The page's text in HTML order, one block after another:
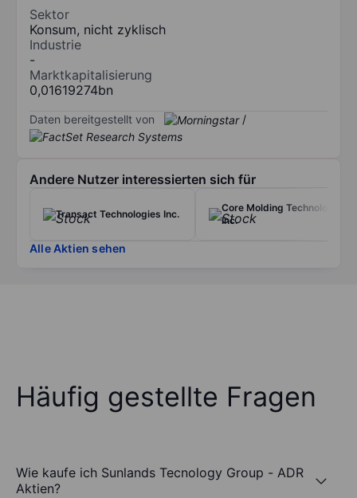
Sektor
Konsum, nicht zyklisch
Industrie
-
Marktkapitalisierung
0,01619274bn
Daten bereitgestellt von /
Andere Nutzer interessierten sich für
Transact Technologies Inc.
Core Molding Technologies
Inc.
Alle Aktien sehen
Häufig gestellte Fragen
Wie kaufe ich Sunlands Tecnology Group - ADR
Aktien?